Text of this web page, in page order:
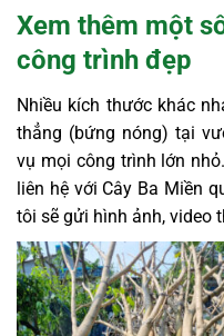
Xem thêm một
công trình đẹp
Nhiều kích thước khác
thẳng (bứng nóng) tại
vụ mọi công trình lớn
liên hệ với Cây Ba Miền
tôi sẽ gửi hình ảnh, video